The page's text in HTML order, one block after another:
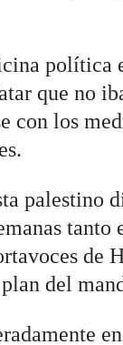
política
que no
con los
palestino
de
del